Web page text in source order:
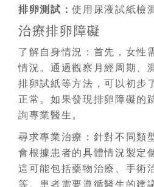
排卵測試：使用尿液試紙檢
治療排卵障礙
了解自身情況：首先，女性
情況。通過觀察月經周期、
排卵試紙等方法，可以初步
正常。如果發現排卵障礙的
詢專業醫生。
尋求專業治療：針對不同類
會根據患者的具體情況製定
這可能包括藥物治療、手術
等。患者需要遵循醫生的建